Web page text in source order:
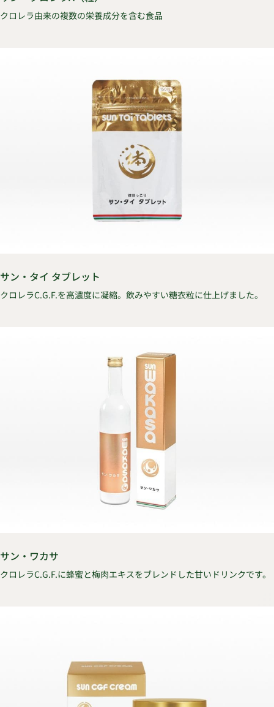
クロレラ由来の複数の栄養成分を含む食品
サン・タイ タブレット
クロレラC.G.F.を高濃度に凝縮。飲みやすい糖衣粒に仕上げました。
サン・ワカサ
クロレラC.G.F.に蜂蜜と梅肉エキスをブレンドした甘いドリンクです。